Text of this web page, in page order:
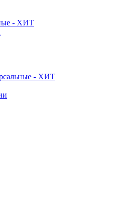
- ХИТ
- ХИТ